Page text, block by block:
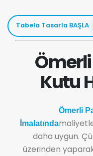
Tabela Tasarla BAŞLA
Kutu
Ömerli
İmalatında
daha uygun.
üzerinden